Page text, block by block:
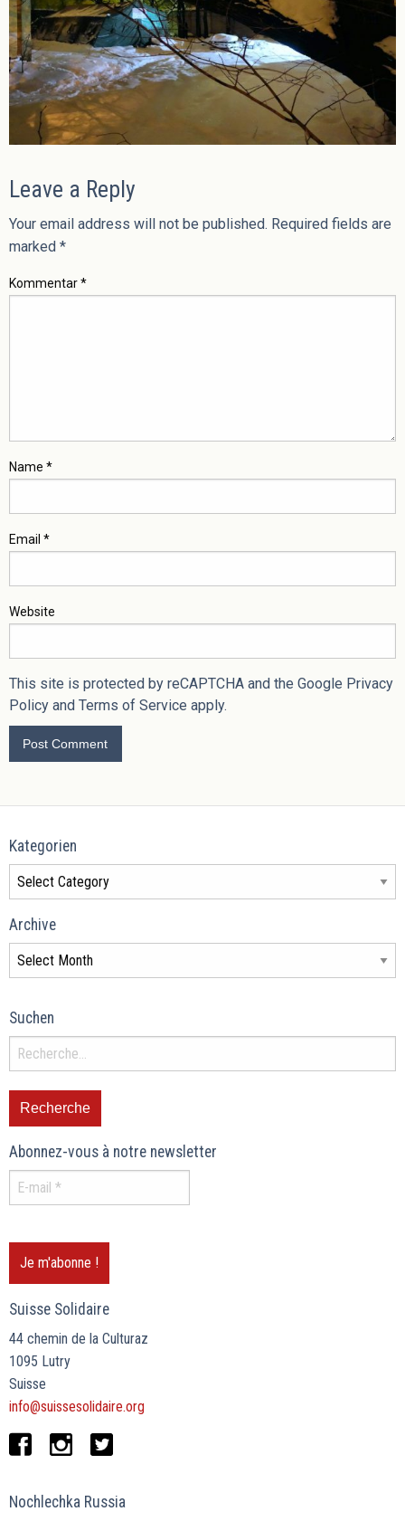
Leave a Reply
Your email address will not be published. Required fields are
marked *
Kommentar*
Name *
Email *
Website
This site is protected by reCAPTCHA and the Google Privacy
Policy and Terms of Service apply.
Kategorien
Archive
Suchen
Abonnez-vous à notre newsletter
Suisse Solidaire
44 chemin de la Culturaz
1095 Lutry
Suisse
info@suissesolidaire.org
Nochlechka Russia